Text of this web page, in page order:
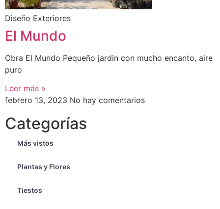
Diseño Exteriores
El Mundo
Obra El Mundo Pequeño jardin con mucho encanto, aire
puro
Leer más »
febrero 13, 2023 No hay comentarios
Categorías
Más vistos
Plantas y Flores
Tiestos